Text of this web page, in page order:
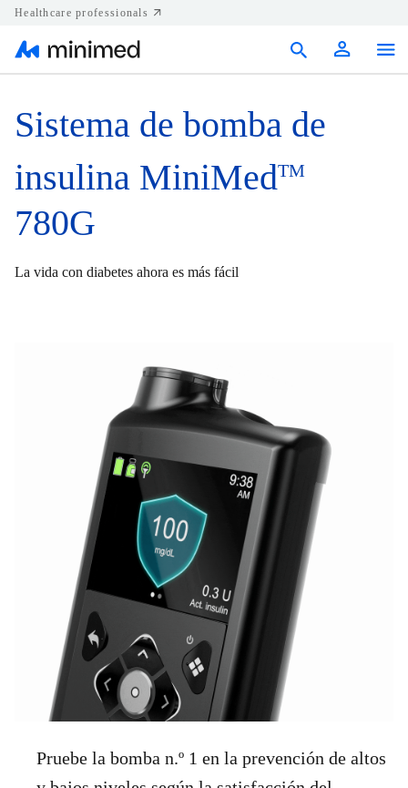
Healthcare professionals
Support
Resources
Diabetes.shop
United States
Sistema de bomba de
insulina MiniMedTM
780G
La vida con diabetes ahora es más fácil
Pruebe la bomba n.º 1 en la prevención de altos